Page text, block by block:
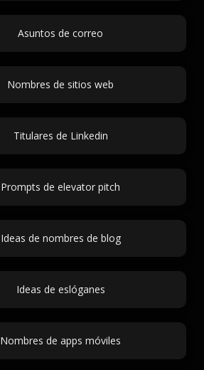
Asuntos de correo
Nombres de sitios web
Titulares de Linkedin
Prompts de elevator pitch
Ideas de nombres de blog
Ideas de eslóganes
Nombres de apps móviles